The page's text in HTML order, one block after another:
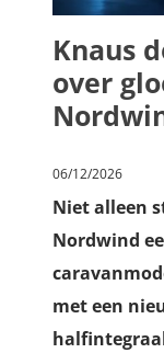
Knaus
over
06/12/2026
Niet alleen
Nordwind
met een